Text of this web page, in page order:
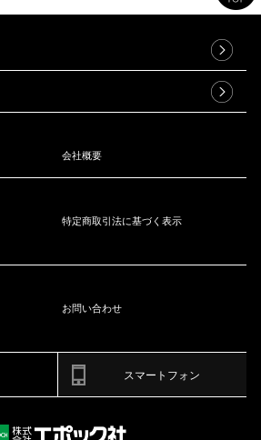
会社概要
特定商取引法に基づく表示
お問い合わせ
スマートフォン